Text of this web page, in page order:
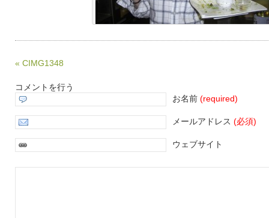
« CIMG1348
コメントを行う
お名前 (required)
メールアドレス (必須)
ウェブサイト